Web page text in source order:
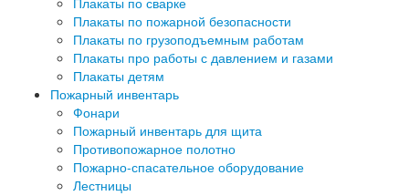
Плакаты по пожарной безопасности
Плакаты по грузоподъемным работам
Плакаты про работы с давлением и газами
Плакаты детям
Пожарный инвентарь
Фонари
Пожарный инвентарь для щита
Противопожарное полотно
Пожарно-спасательное оборудование
Лестницы